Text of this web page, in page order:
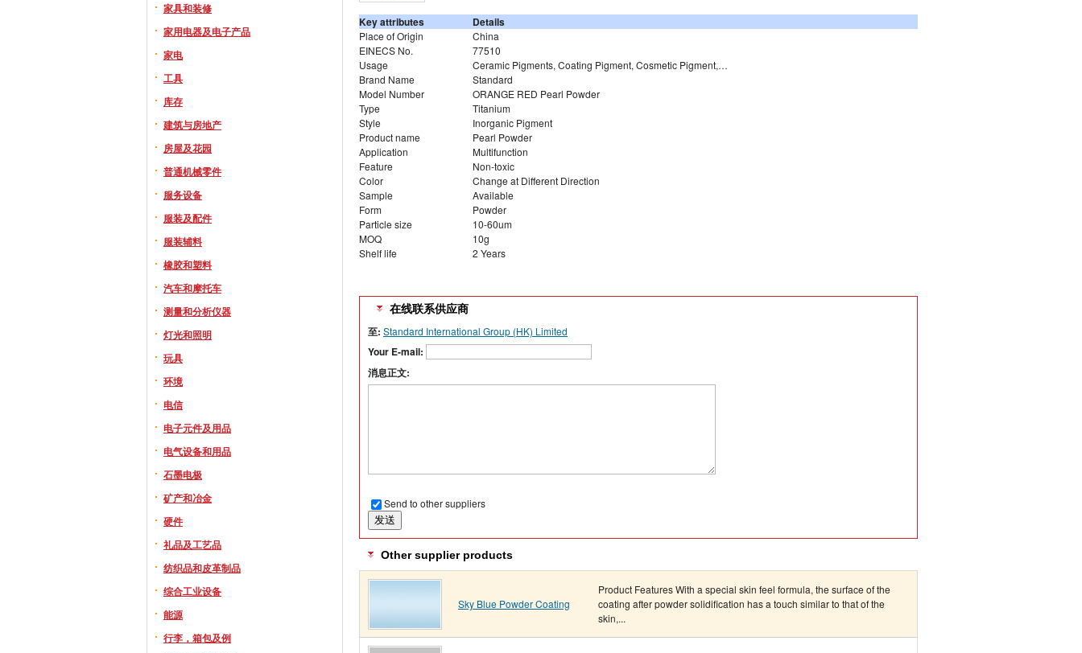
家具和装修
家用电器及电子产品
家电
工具
库存
建筑与房地产
房屋及花园
普通机械零件
服务设备
服装及配件
服装辅料
橡胶和塑料
汽车和摩托车
测量和分析仪器
灯光和照明
玩具
环境
电信
电子元件及用品
电气设备和用品
石墨电极
矿产和冶金
硬件
礼品及工艺品
纺织品和皮革制品
综合工业设备
能源
行李，箱包及例
Key attributes Details
Place of Origin
China
EINECS No.
77510
Usage
Ceramic Pigments, Coating Pigment, Cosmetic Pigment,…
Brand Name
Standard
Model Number
ORANGE RED Pearl Powder
Type
Titanium
Style
Inorganic Pigment
Product name
Pearl Powder
Application
Multifunction
Feature
Non-toxic
Color
Change at Different Direction
Sample
Available
Form
Powder
Particle size
10-60um
MOQ
10g
Shelf life
2 Years
在线联系供应商
至: Standard International Group (HK) Limited
Your E-mail:
消息正文:
Send to other suppliers
Other supplier products
Sky Blue Powder Coating
Product Features With a special skin feel formula, the surface of the
coating after powder solidification has a touch similar to that of the
skin,...